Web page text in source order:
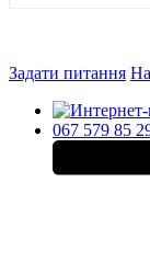
Задати питання
067 579 85